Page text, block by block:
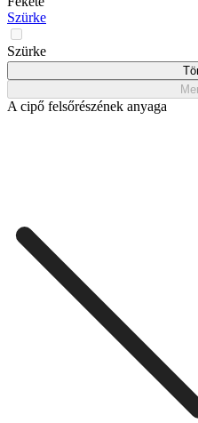
Szürke
Szürke
A cipő felsőrészének anyaga